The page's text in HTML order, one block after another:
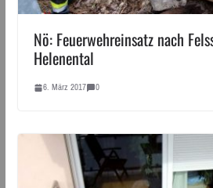
Nö: Feuerwehreinsatz nach
Helenental
6. März 2017 0